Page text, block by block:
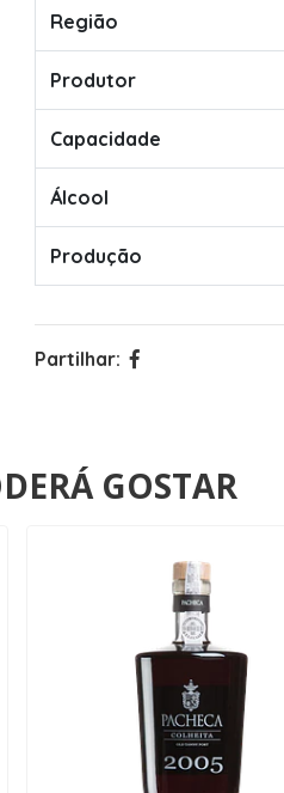
Região
Produtor
Capacidade
Álcool
Produção
Partilhar:
GOSTAR